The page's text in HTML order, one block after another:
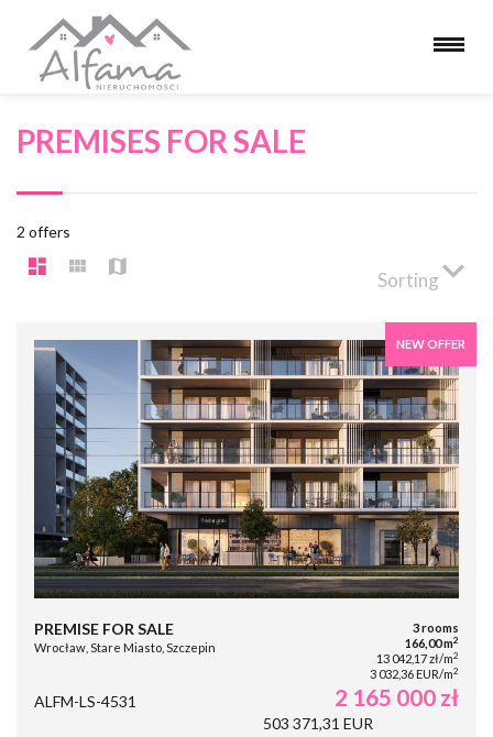
PREMISES FOR SALE
2 offers
Sorting
NEW OFFER
PREMISE FOR SALE
Wrocław, Stare Miasto, Szczepin
3 rooms
166,00 m2
13 042,17 zł/m2
3 032,36 EUR/m2
ALFM-LS-4531 2 165 000 zł
503 371,31 EUR